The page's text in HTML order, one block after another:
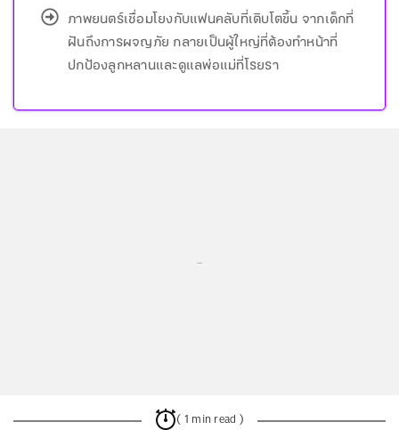
ภาพยนตร์เชื่อมโยงกับแฟนคลับที่เติบโตขึ้น จากเด็กที่
ฝันถึงการผจญภัย กลายเป็นผู้ใหญ่ที่ต้องทำหน้าที่
ปกป้องลูกหลานและดูแลพ่อแม่ที่โรยรา
...
( 1 min read )